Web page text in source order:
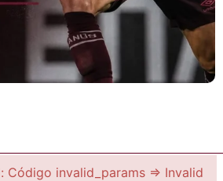
Código invalid_params => Invalid